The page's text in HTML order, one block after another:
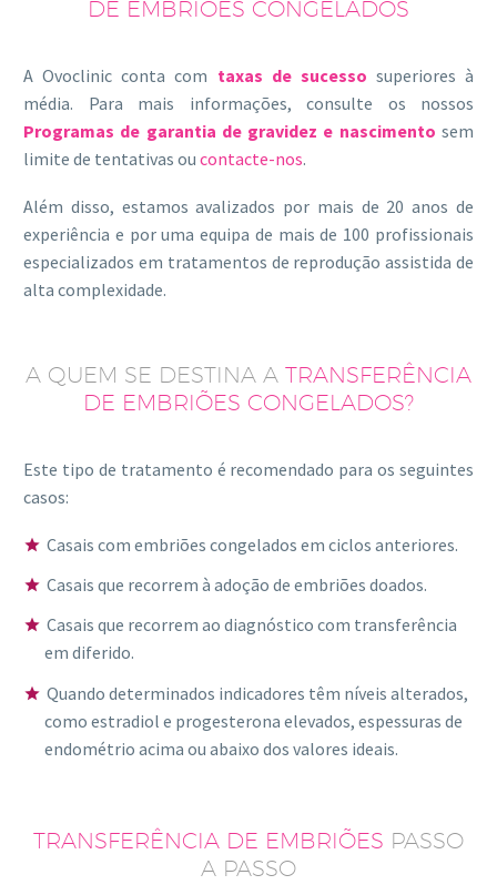
DE EMBRIÕES CONGELADOS
A Ovoclinic conta com taxas de sucesso superiores à
média. Para mais informações, consulte os nossos
Programas de garantia de gravidez e nascimento sem
limite de tentativas ou contacte-nos.
Além disso, estamos avalizados por mais de 20 anos de
experiência e por uma equipa de mais de 100 profissionais
especializados em tratamentos de reprodução assistida de
alta complexidade.
A QUEM SE DESTINA A TRANSFERÊNCIA
DE EMBRIÕES CONGELADOS?
Este tipo de tratamento é recomendado para os seguintes
casos:
Casais com embriões congelados em ciclos anteriores.
Casais que recorrem à adoção de embriões doados.
Casais que recorrem ao diagnóstico com transferência
em diferido.
Quando determinados indicadores têm níveis alterados,
como estradiol e progesterona elevados, espessuras de
endométrio acima ou abaixo dos valores ideais.
TRANSFERÊNCIA DE EMBRIÕES PASSO
A PASSO